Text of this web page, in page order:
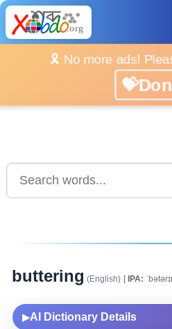
🎗️ No more ads!
buttering (English) [IPA:
▶AI Dictionary Details